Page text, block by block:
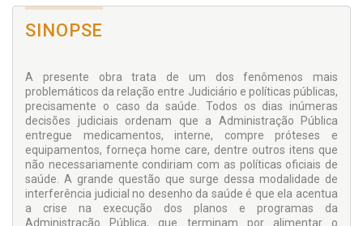
SINOPSE
A presente obra trata de um dos fenômenos mais
problemáticos da relação entre Judiciário e políticas públicas,
precisamente o caso da saúde. Todos os dias inúmeras
decisões judiciais ordenam que a Administração Pública
entregue medicamentos, interne, compre próteses e
equipamentos, forneça home care, dentre outros itens que
não necessariamente condiriam com as políticas oficiais de
saúde. A grande questão que surge dessa modalidade de
interferência judicial no desenho da saúde é que ela acentua
a crise na execução dos planos e programas da
Administração Pública, que terminam por alimentar o